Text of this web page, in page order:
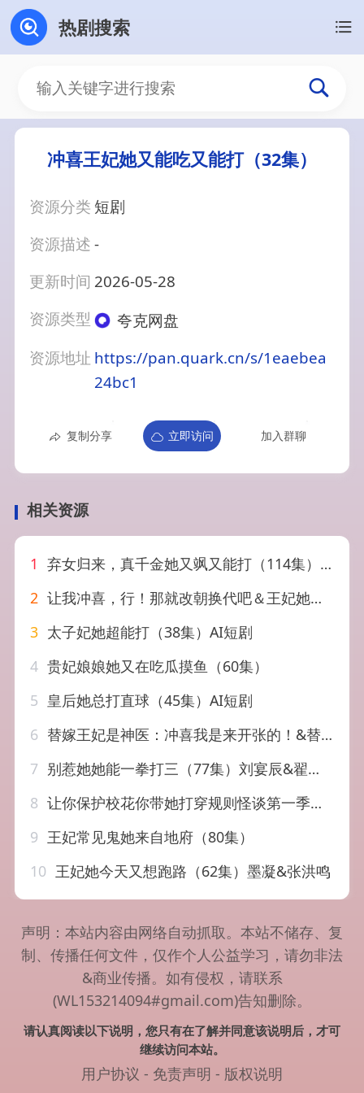
热剧搜索
冲喜王妃她又能吃又能打（32集）
资源分类 短剧
资源描述-
更新时间 2026-05-28
资源类型
夸克网盘
资源地址 https://pan.quark.cn/s/1eaebea
24bc1
复制分享 立即访问 加入群聊
相关资源
1 弃女归来，真千金她又飒又能打（114集）刘彦凯＆林十八
2 让我冲喜，行！那就改朝换代吧＆王妃她一拳爆头（81集）漆培鑫＆吴伊纯
3 太子妃她超能打（38集）AI短剧
4 贵妃娘娘她又在吃瓜摸鱼（60集）
5 皇后她总打直球（45集）AI短剧
6 替嫁王妃是神医：冲喜我是来开张的！&替嫁王妃是神医冲喜我是来开张的（30集）AI短剧
7 别惹她她能一拳打三（77集）刘宴辰&翟欣然
8 让你保护校花你带她打穿规则怪谈第一季（60集）
9 王妃常见鬼她来自地府（80集）
10 王妃她今天又想跑路（62集）墨凝&张洪鸣
声明：本站内容由网络自动抓取。本站不储存、复
制、传播任何文件，仅作个人公益学习，请勿非法
&商业传播。如有侵权，请联系
(WL153214094#gmail.com)告知删除。
请认真阅读以下说明，您只有在了解并同意该说明后，才可
继续访问本站。
用户协议 - 免责声明 - 版权说明